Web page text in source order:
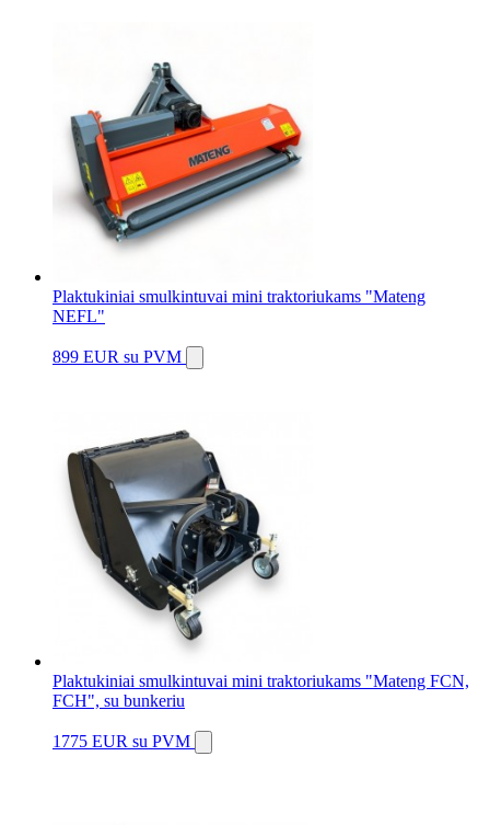
Plaktukiniai smulkintuvai mini traktoriukams "Mateng
NEFL"
899 EUR su PVM
Plaktukiniai smulkintuvai mini traktoriukams "Mateng FCN,
FCH", su bunkeriu
1775 EUR su PVM